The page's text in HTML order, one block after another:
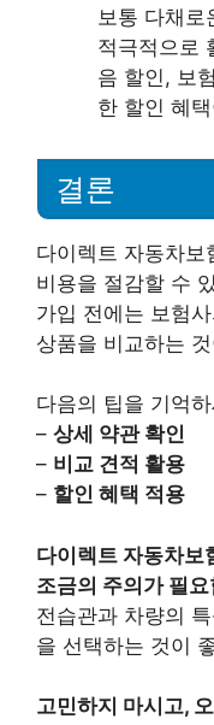
보통 다채
적극적으로
음 할인, 보
한 할인 혜
결론
다이렉트 자동차
비용을 절감할 수
가입 전에는 보험
상품을 비교하는
다음의 팁을 기억
– 상세 약관 확인
– 비교 견적 활용
– 할인 혜택 적용
다이렉트 자동차보
조금의 주의가 필
전습관과 차량의
을 선택하는 것이
고민하지 마시고,